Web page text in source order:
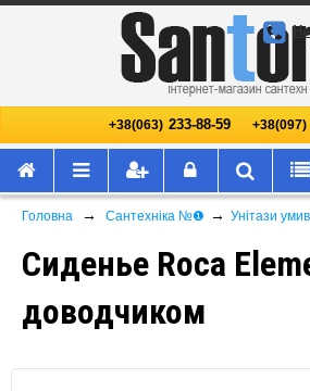
+38(063) 233-88-59 +38(097)
Головна → Сантехніка №❶ → Унітази
Сиденье Roca
доводчиком